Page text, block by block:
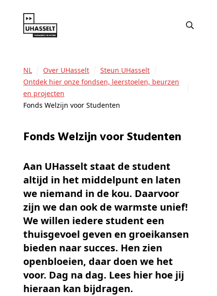
NL Over UHasselt
Steun UHasselt
Ontdek hier onze fondsen, leerstoelen, beurzen
en projecten
Fonds Welzijn voor Studenten
Fonds Welzijn voor Studenten
Aan UHasselt staat de student
altijd in het middelpunt en laten
we niemand in de kou. Daarvoor
zijn we dan ook de warmste unief!
We willen iedere student een
thuisgevoel geven en groeikansen
bieden naar succes. Hen zien
openbloeien, daar doen we het
voor. Dag na dag. Lees hier hoe jij
hieraan kan bijdragen.